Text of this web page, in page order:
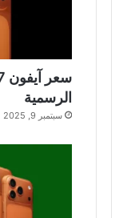
الرسمية
سبتمبر 9, 2025